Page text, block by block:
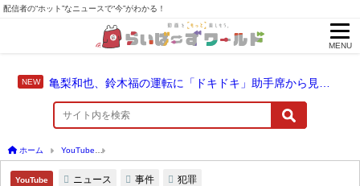
配信者の“ホット”なニュースで“今”がわかる！
MENU
ホーム YouTube
YouTube ニュース 事件 犯罪